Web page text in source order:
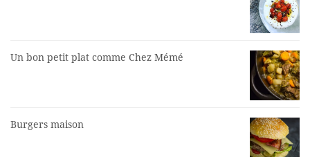
Un bon petit plat comme Chez Mémé
Burgers maison